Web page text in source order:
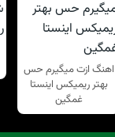
اهنگ ازت میگیرم حس
بهتر ریمیکس اینستا
غمگین